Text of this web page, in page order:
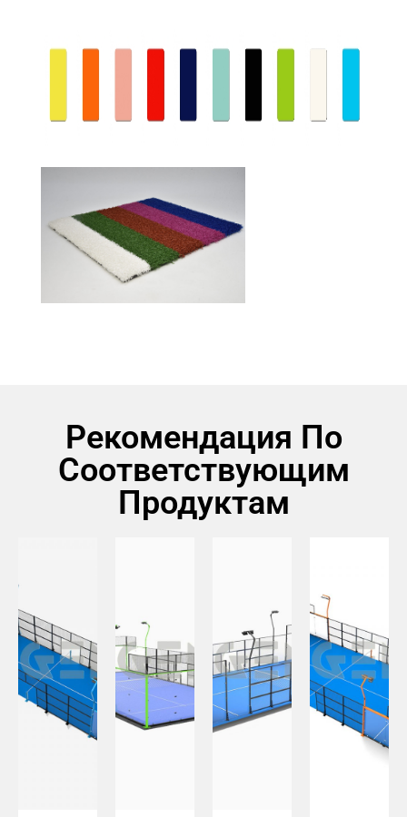
Рекомендация По
Соответствующим
Продуктам